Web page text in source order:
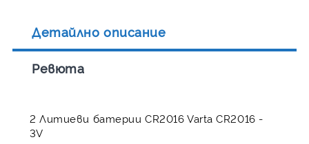
Детайлно описание
Ревюта
2 Литиеви батерии CR2016 Varta CR2016 -
3V